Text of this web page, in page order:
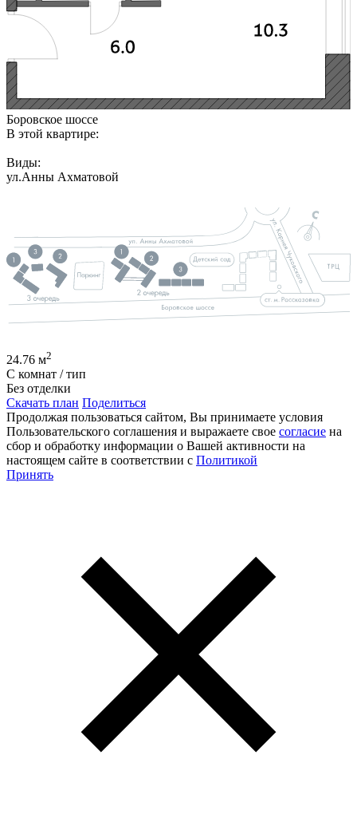
Боровское шоссе
В этой квартире:
Виды:
ул.Анны Ахматовой
24.76 м2
С комнат / тип
Без отделки
Скачать план Поделиться
Продолжая пользоваться сайтом, Вы принимаете условия
Пользовательского соглашения и выражаете свое согласие на
сбор и обработку информации о Вашей активности на
настоящем сайте в соответствии с Политикой
Принять